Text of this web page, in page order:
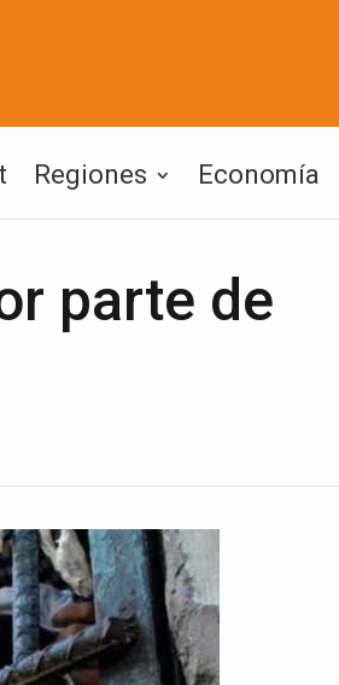
Regiones Economía
parte de